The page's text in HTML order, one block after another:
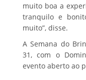
muito boa a
tranquilo e
muito”, disse.
A Semana do
31, com o
evento aberto ao